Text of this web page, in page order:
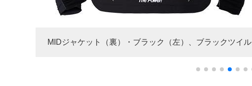
MIDジャケット（裏）・ブラック（左）、ブラックツイル